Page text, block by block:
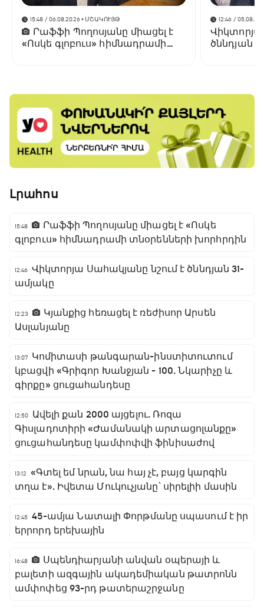
15:48 / 06.08.2026• ՄՇԱԿՈՒՅԹ
Րաֆֆի Պողոսյանը միացել է
«Ոսկե գլոբուս» հիմնադրամի
12:46 /
Վիկտորյա
ծննդյան
Լրահոս
15:48
Րաֆֆի Պողոսյանը միացել է «Ոսկե
գլոբուս» հիմնադրամի տնօրենների խորհրդին
12:46 Վիկտորյա Սահակյանը նշում է ծննդյան 31-
ամյակը
12:23
Կյանքից հեռացել է ռեժիսոր Արսեն
Ասլանյանը
13:07
Կոմիտասի թանգարան-ինստիտուտում
կբացվի «Գրիգոր Խանջյան - 100. Նկարիչը և
գիրքը» ցուցահանդեսը
12:50
Ավելի քան 2000 այցելու. Ռոզա
Գիսլադոտիրի «Ժամանակի արտացոլանքը»
ցուցահանդեսը կամփոփվի ֆինիսաժով
13:12
«Գտել եմ նրան, նա հայ չէ, բայց կարգին
տղա է». Իվետա Մուկուչյանը՝ սիրելիի մասին
12:45 45-ամյա Նատալի Փորթմանը սպասում է իր
երրորդ երեխային
16:48
Սպենդիարյանի անվան օպերայի և
բալետի ազգային ակադեմիական թատրոնն
ամփոփեց 93-րդ թատերաշրջանը